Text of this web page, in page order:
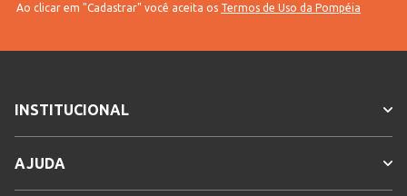
Ao clicar em "Cadastrar" você aceita os Termos de Uso da Pompéia
INSTITUCIONAL
AJUDA